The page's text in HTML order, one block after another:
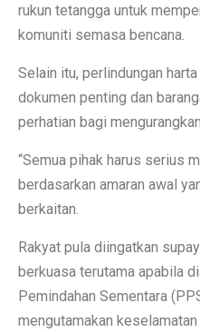
rukun tetangga untuk
komuniti semasa bencana.
Selain itu, perlindungan
dokumen penting dan
perhatian bagi
“Semua pihak harus serius
berdasarkan amaran awal
berkaitan.
Rakyat pula diingatkan
berkuasa terutama apabila
Pemindahan Sementara
mengutamakan